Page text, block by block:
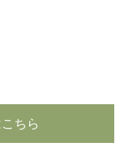
ちら